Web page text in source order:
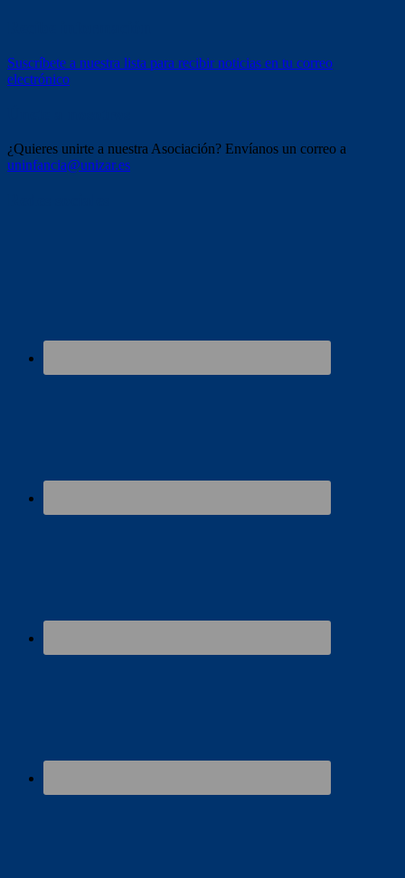
Suscríbete a nuestra lista para recibir noticias en tu correo
electrónico
¿Quieres unirte a nuestra Asociación? Envíanos un correo a
uninfancia@unizar.es